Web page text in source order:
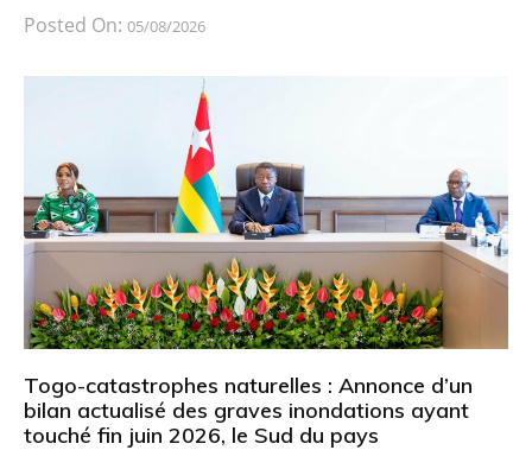
Posted On: 05/08/2026
Togo-catastrophes naturelles : Annonce d’un
bilan actualisé des graves inondations ayant
touché fin juin 2026, le Sud du pays